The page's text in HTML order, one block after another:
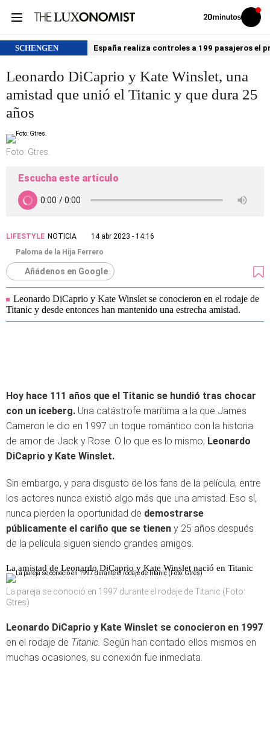
Volver
Iniciar
sesión
SCHENGEN España realiza controles a 199 pasajeros el
Leonardo DiCaprio y Kate Winslet, una
amistad que unió el Titanic y que dura 25
años
Foto: Gtres.
Escucha este artículo
LIFESTYLE NOTICIA
14 abr 2023 - 14:16
Paloma de la Hija Ferrero
Añádenos en Google
Leonardo DiCaprio y Kate Winslet se conocieron en el rodaje de
Titanic y desde entonces han mantenido una estrecha amistad.
Hoy hace 111 años que el Titanic se hundió tras chocar
con un iceberg. Una catástrofe marítima a la que James
Cameron le dio en 1997 un toque romántico con la historia
de amor de Jack y Rose. O lo que es lo mismo, Leonardo
DiCaprio y Kate Winslet.
Sin embargo, y para disgusto de los fans de la película, entre
los actores nunca existió algo más que una amistad. Eso sí,
nunca pierden la oportunidad de demostrarse
públicamente el cariño que se tienen y 25 años después
de la película siguen siendo grandes amigos.
La amistad de Leonardo DiCaprio y Kate Winslet nació en Titanic
La pareja se conoció en 1997 durante el rodaje de Titanic (Foto:
Gtres)
Leonardo DiCaprio y Kate Winslet se conocieron en 1997
en el rodaje de Titanic. Según han contado ellos mismos en
muchas ocasiones, su conexión fue inmediata.